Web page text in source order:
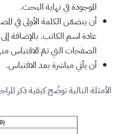
الموجودة في نهاية البحث.
أن يتضمّن الكلمة الأولى في
عادة اسم الكاتب. بالإضافة
الصفحات التي تمّ الاقتباس
أن يأتي مباشرة بعد الاقتباس.
الأمثلة التالية توضّح كيفية ذكر